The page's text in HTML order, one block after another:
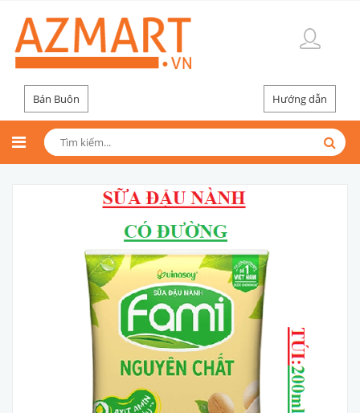
Bán Buôn Hướng dẫn